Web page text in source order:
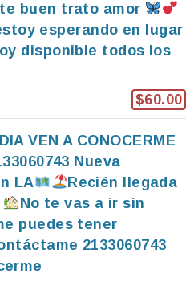
buen trato amor
esperando en lugar
disponible todos los
$60.00
VEN A CONOCERME
Nueva
LA
Recién llegada
No te vas a ir sin
puedes tener
2133060743